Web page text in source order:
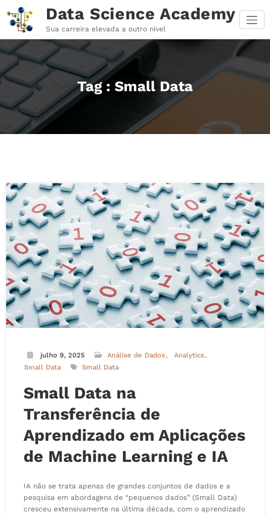
para
conteúdo
Data Science Academy
Sua carreira elevada a outro nível
Tag : Small Data
julho 9, 2025 Análise de Dados
Analytics
Small Data
Small Data
Small Data na
Transferência de
Aprendizado em Aplicações
de Machine Learning e IA
IA não se trata apenas de grandes conjuntos de dados e a
pesquisa em abordagens de “pequenos dados” (Small Data)
cresceu extensivamente na última década, com o aprendizado